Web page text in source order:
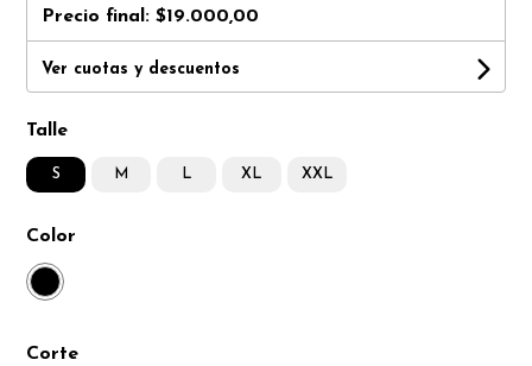
Precio final:$19.000,00
Ver cuotas y descuentos
Talle
S M L XL XXL
Color
Corte